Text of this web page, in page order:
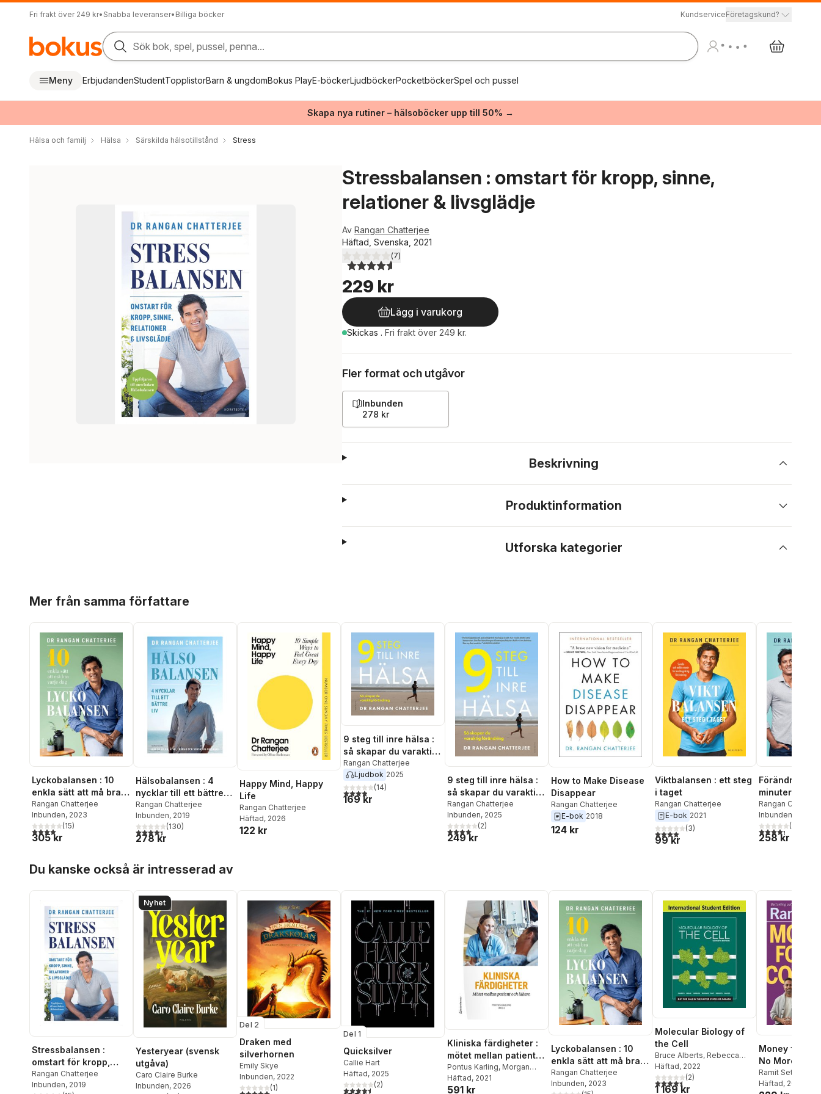
Fri frakt över 249 kr• Snabba leveranser• Billiga böcker KundserviceFöretagskund?
Sök bok, spel, pussel, penna...
Meny ErbjudandenStudentTopplistorBarn & ungdomBokus PlayE-böckerLjudböckerPocketböckerSpel och pussel
Skapa nya rutiner – hälsoböcker upp till 50% →
Hälsa och familj Hälsa Särskilda hälsotillstånd Stress
Stressbalansen : omstart för kropp, sinne,
relationer & livsglädje
Av Rangan Chatterjee
Häftad, Svenska, 2021
4,6utav 5 stjärnor. Totalt antal röster:
(7)
229 kr
Lägg i varukorg
Skickas . Fri frakt över 249 kr.
Fler format och utgåvor
Inbunden
278 kr
Beskrivning
Produktinformation
Utforska kategorier
Mer från samma författare
Lyckobalansen : 10
enkla sätt att må bra
varje dag
Rangan Chatterjee
Inbunden, 2023
4,0utav 5 stjärnor. Totalt antal röster:
(15)
305 kr
Hälsobalansen : 4
nycklar till ett bättre
liv - hur du vilar, äter,
tränar och sover dig
friskare
Rangan Chatterjee
Inbunden, 2019
4,4utav 5 stjärnor. Totalt antal röster:
(130)
278 kr
Happy Mind, Happy
Life
Rangan Chatterjee
Häftad, 2026
122 kr
9 steg till inre hälsa :
så skapar du varaktig
förändring
Rangan Chatterjee
Ljudbok 2025
3,9utav 5 stjärnor. Totalt antal röster:
(14)
169 kr
9 steg till inre hälsa :
så skapar du varaktig
förändring
Rangan Chatterjee
Inbunden, 2025
4,0utav 5 stjärnor. Totalt antal röster:
(2)
249 kr
How to Make Disease
Disappear
Rangan Chatterjee
E-bok 2018
124 kr
Viktbalansen : ett steg
i taget
Rangan Chatterjee
E-bok 2021
4,0utav 5 stjärnor. Totalt antal röster:
(3)
99 kr
Förändra ditt
minuter i
hälsa med
för varje dag
Rangan
Inbunden
4,3utav 5(
258 kr
Du kanske också är intresserad av
Stressbalansen :
omstart för kropp,
sinne, relationer &
livsglädje
Rangan Chatterjee
Inbunden, 2019
Nyhet
Yesteryear (svensk
utgåva)
Caro Claire Burke
Inbunden, 2026
Del 2
Draken med
silverhornen
Emily Skye
Inbunden, 2022
5,0utav 5 stjärnor. Totalt antal röster:
(1)
Del 1
Quicksilver
Callie Hart
Häftad, 2025
4,5utav 5 stjärnor. Totalt antal röster:
(2)
Kliniska färdigheter :
mötet mellan patient
och läkare
Pontus Karling, Morgan
Andersson,Christian
Anker-Hansen
Häftad, 2021
591 kr
Lyckobalansen : 10
enkla sätt att må bra
varje dag
Rangan Chatterjee
Inbunden, 2023
Molecular Biology of
the Cell
Bruce Alberts, Rebecca
Heald,Alexander Johnson
David Morgan
Keith Roberts
Häftad, 2022
4,5utav 5 stjärnor. Totalt antal röster:
(2)
1 169 kr
Money for
No More
More Fights.
10-Step Plan
Ramit Sethi
Häftad, 2024